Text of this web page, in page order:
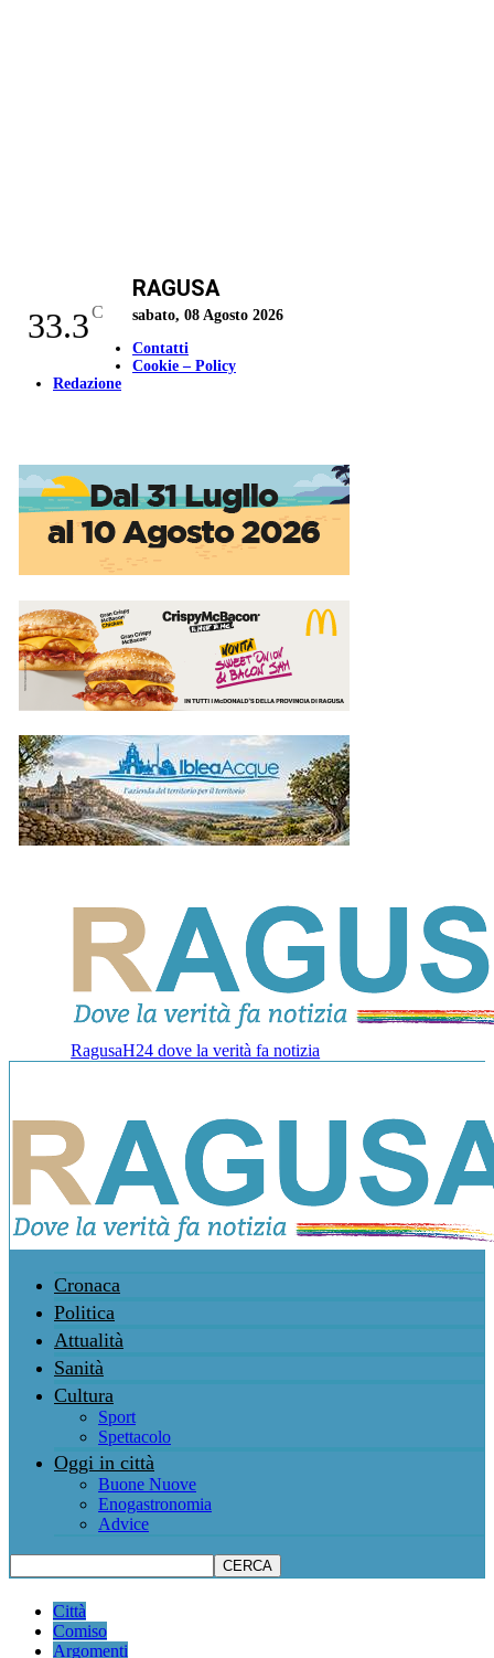
33.3C
RAGUSA
sabato, 08 Agosto 2026
Contatti
Cookie – Policy
Redazione
RagusaH24 dove la verità fa notizia
Cronaca
Politica
Attualità
Sanità
Cultura
Sport
Spettacolo
Oggi in città
Buone Nuove
Enogastronomia
Advice
Città
Comiso
Argomenti